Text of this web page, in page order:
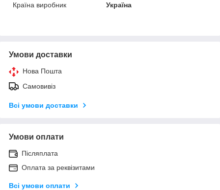
Країна виробник
Україна
Умови доставки
Нова Пошта
Самовивіз
Всі умови доставки
Умови оплати
Післяплата
Оплата за реквізитами
Всі умови оплати